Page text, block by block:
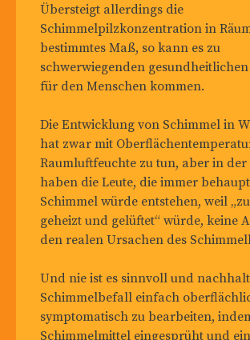
Übersteigt allerdings die
Schimmelpilzkonzentration in
bestimmtes Maß, so kann es zu
schwerwiegenden
für den Menschen kommen.
Die Entwicklung von Schimmel in
hat zwar mit
Raumluftfeuchte zu tun, aber in der
haben die Leute, die immer
Schimmel würde entstehen, weil
geheizt und gelüftet“ würde, keine
den realen Ursachen des
Und nie ist es sinnvoll und
Schimmelbefall einfach
symptomatisch zu bearbeiten,
Schimmelmittel eingesprüht und